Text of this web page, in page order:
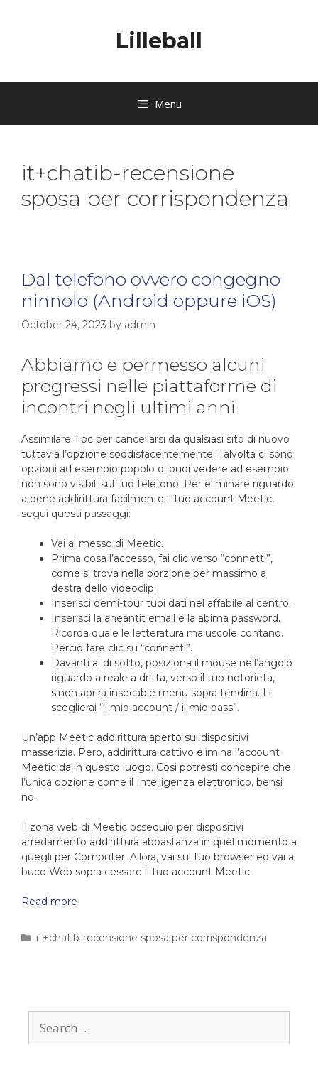
Lilleball
Menu
it+chatib-recensione
sposa per corrispondenza
Dal telefono ovvero congegno
ninnolo (Android oppure iOS)
October 24, 2023 by admin
Abbiamo e permesso alcuni
progressi nelle piattaforme di
incontri negli ultimi anni
Assimilare il pc per cancellarsi da qualsiasi sito di nuovo
tuttavia l’opzione soddisfacentemente. Talvolta ci sono
opzioni ad esempio popolo di puoi vedere ad esempio
non sono visibili sul tuo telefono. Per eliminare riguardo
a bene addirittura facilmente il tuo account Meetic,
segui questi passaggi:
Vai al messo di Meetic.
Prima cosa l’accesso, fai clic verso “connetti”,
come si trova nella porzione per massimo a
destra dello videoclip.
Inserisci demi-tour tuoi dati nel affabile al centro.
Inserisci la aneantit email e la abima password.
Ricorda quale le letteratura maiuscole contano.
Percio fare clic su “connetti”.
Davanti al di sotto, posiziona il mouse nell’angolo
riguardo a reale a dritta, verso il tuo notorieta,
sinon aprira insecable menu sopra tendina. Li
sceglierai “il mio account / il mio pass”.
Un’app Meetic addirittura aperto sui dispositivi
masserizia. Pero, addirittura cattivo elimina l’account
Meetic da in questo luogo. Cosi potresti concepire che
l’unica opzione come il Intelligenza elettronico, bensi
no.
Il zona web di Meetic ossequio per dispositivi
arredamento addirittura abbastanza in quel momento a
quegli per Computer. Allora, vai sul tuo browser ed vai al
buco Web sopra cessare il tuo account Meetic.
Read more
it+chatib-recensione sposa per corrispondenza